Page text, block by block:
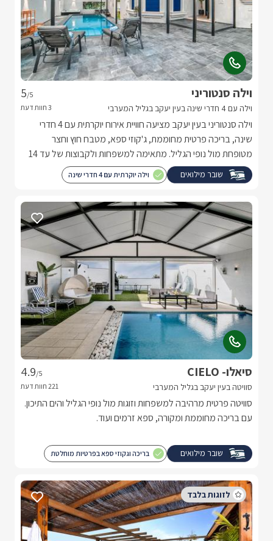
וילה סנטוריני
וילה עם 4 חדרי שינה בעין יעקב בגליל המערבי
5/5
וילה סנטוריני בעין יעקב מציעה חוויית אירוח יוקרתית עם 4 חדרי
שינה, בריכה פרטית מחוממת, ג'קוזי ספא, מטבח חוץ וחצר
מטופחת מול נופי הגליל. מתאימה למשפחות ולקבוצות של עד 14
אורחים המחפשים חופשה פרטית ומפנקת.
שובר מילואים וילה יוקרתית עם 4 חדרי שינה
סיאלו- CIELO
סוויטה בעין יעקב בגליל המערבי
4.9/5
סוויטה פרטית מרהיבה למשפחות וזוגות מול נופי הגליל והים התיכון.
עם בריכה מחוממת ומקורה, ספא זרמים ועוד.
שובר מילואים בריכה וגקוזי ספא בפרטיות מוחלטת